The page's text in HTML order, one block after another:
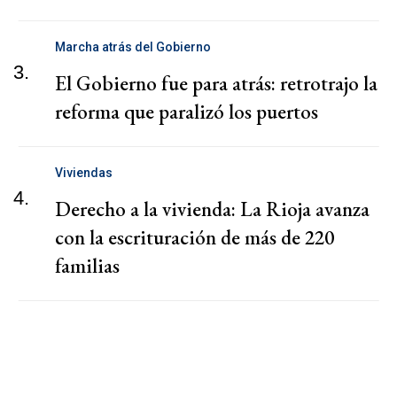
3.
Marcha atrás del Gobierno
El Gobierno fue para atrás: retrotrajo la
reforma que paralizó los puertos
4.
Viviendas
Derecho a la vivienda: La Rioja avanza
con la escrituración de más de 220
familias